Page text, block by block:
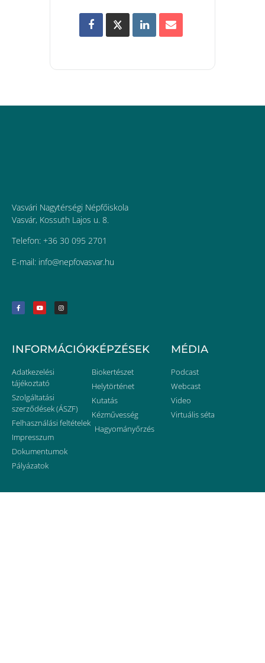
Vasvári Nagytérségi Népfőiskola
Vasvár, Kossuth Lajos u. 8.
Telefon: +36 30 095 2701
E-mail: uh.ravsavofpen@ofni
INFORMÁCIÓK
Adatkezelési
tájékoztató
Szolgáltatási
szerződések (ÁSZF)
Felhasználási feltételek
Impresszum
Dokumentumok
Pályázatok
KÉPZÉSEK
Biokertészet
Helytörténet
Kutatás
Kézművesség
Hagyományőrzés
MÉDIA
Podcast
Webcast
Video
Virtuális séta